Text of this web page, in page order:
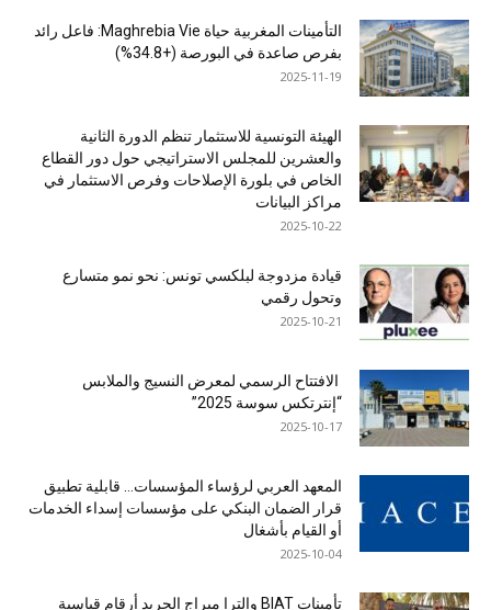
التأمينات المغربية حياة Maghrebia Vie: فاعل رائد
بفرص صاعدة في البورصة (+34.8%)
2025-11-19
الهيئة التونسية للاستثمار تنظم الدورة الثانية
والعشرين للمجلس الاستراتيجي حول دور القطاع
الخاص في بلورة الإصلاحات وفرص الاستثمار في
مراكز البيانات
2025-10-22
قيادة مزدوجة لبلكسي تونس: نحو نمو متسارع
وتحول رقمي
2025-10-21
الافتتاح الرسمي لمعرض النسيج والملابس
“إنترتكس سوسة 2025”
2025-10-17
المعهد العربي لرؤساء المؤسسات… قابلية تطبيق
قرار الضمان البنكي على مؤسسات إسداء الخدمات
أو القيام بأشغال
2025-10-04
تأمينات BIAT والترا ميراج الجريد أرقام قياسية